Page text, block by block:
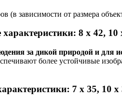
(в зависимости от размера
8 х 42, 10
за дикой природой и для
более устойчивые
7 х 35, 10 х